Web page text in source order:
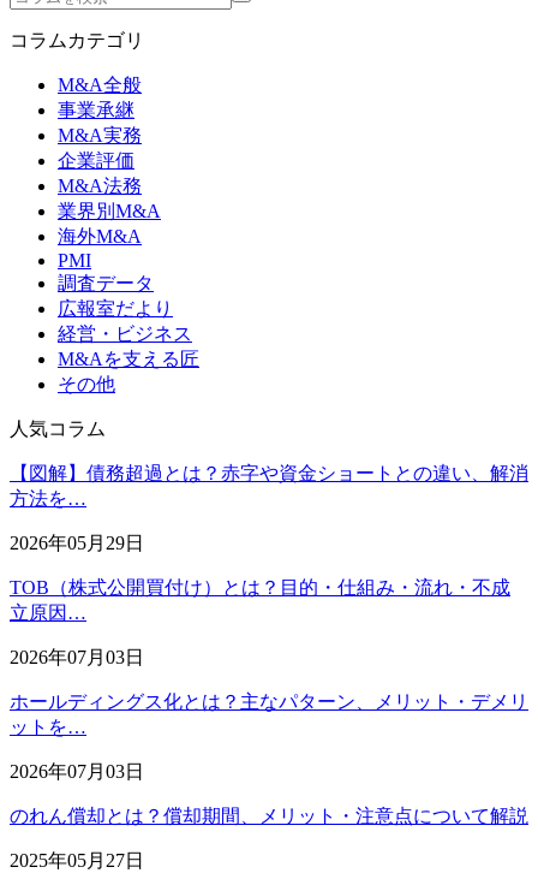
コラムカテゴリ
M&A全般
事業承継
M&A実務
企業評価
M&A法務
業界別M&A
海外M&A
PMI
調査データ
広報室だより
経営・ビジネス
M&Aを支える匠
その他
人気コラム
【図解】債務超過とは？赤字や資金ショートとの違い、解消
方法を…
2026年05月29日
TOB（株式公開買付け）とは？目的・仕組み・流れ・不成
立原因…
2026年07月03日
ホールディングス化とは？主なパターン、メリット・デメリ
ットを…
2026年07月03日
のれん償却とは？償却期間、メリット・注意点について解説
2025年05月27日